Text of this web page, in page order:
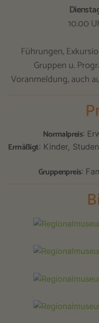
10.00
Führungen,
Gruppen u.
Voranmeldung, auch
Normalpreis:
Ermäßigt: Kinder,
Gruppenpreis: